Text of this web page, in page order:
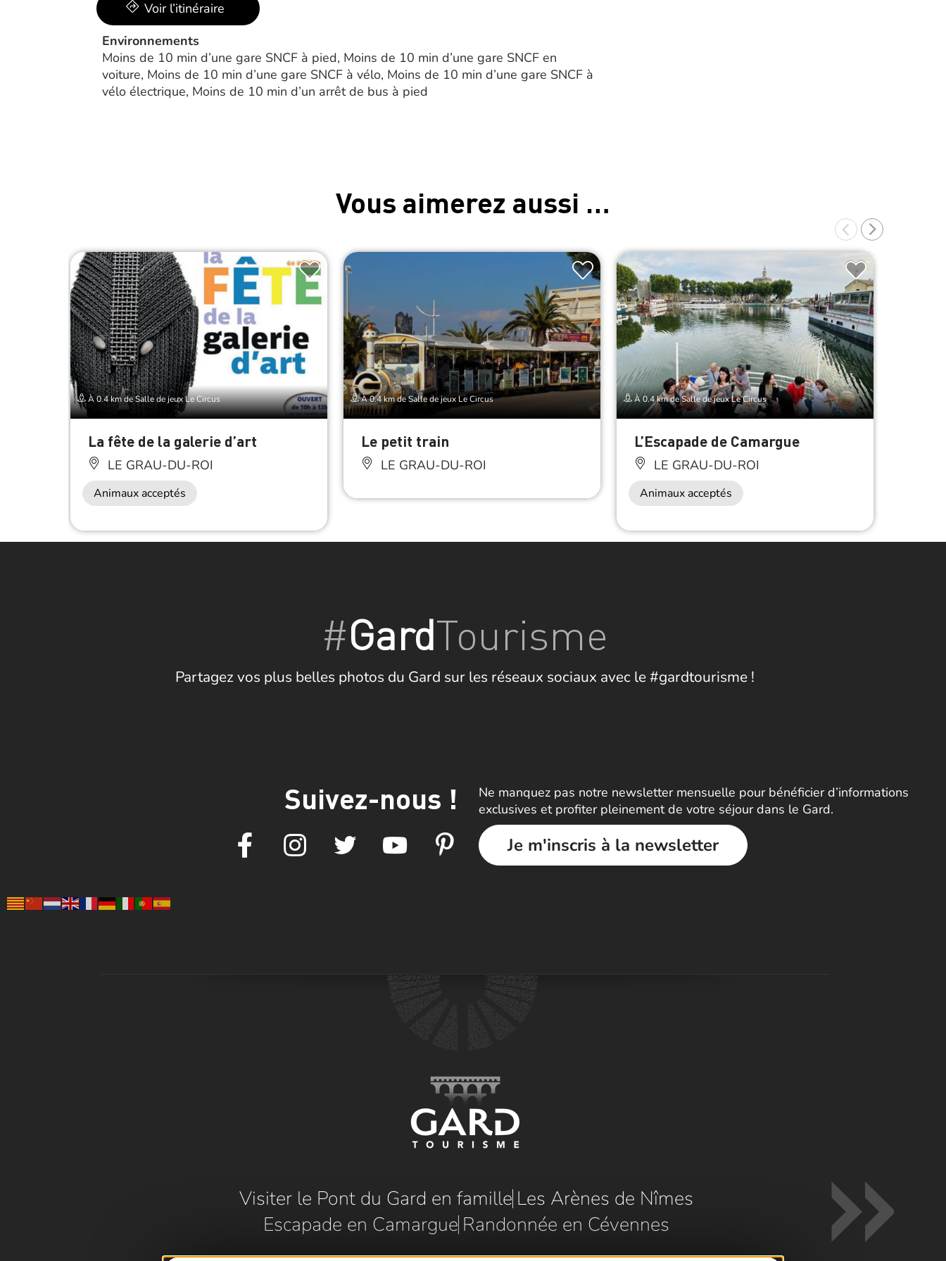
Voir l’itinéraire
Environnements
Moins de 10 min d’une gare SNCF à pied, Moins de 10 min d’une gare SNCF en
voiture, Moins de 10 min d’une gare SNCF à vélo, Moins de 10 min d’une gare SNCF à
vélo électrique, Moins de 10 min d’un arrêt de bus à pied
Vous aimerez aussi …
À 0.4 km de Salle de jeux Le Circus
La fête de la galerie d’art
LE GRAU-DU-ROI
Animaux acceptés
À 0.4 km de Salle de jeux Le Circus
Le petit train
LE GRAU-DU-ROI
À 0.4 km de Salle de jeux Le Circus
L’Escapade de Camargue
LE GRAU-DU-ROI
Animaux acceptés
#GardTourisme
Partagez vos plus belles photos du Gard sur les réseaux sociaux avec le #gardtourisme !
Suivez-nous !
Ne manquez pas notre newsletter mensuelle pour bénéficier d’informations
exclusives et profiter pleinement de votre séjour dans le Gard.
Je m'inscris à la newsletter
Visiter le Pont du Gard en famille Les Arènes de Nîmes
Escapade en Camargue Randonnée en Cévennes